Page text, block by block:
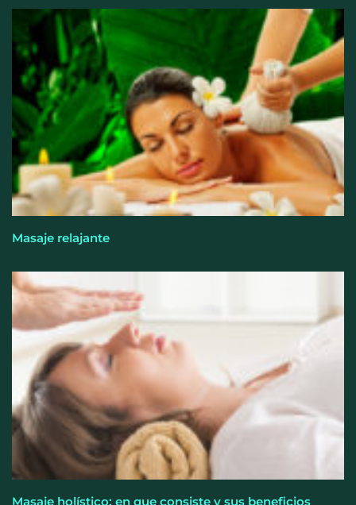
humedad prolongada, claves para prevenir una de
las infecciones más frecuentes
El entrenamiento femenino cambia de objetivo: la
fuerza y la salud ganan terreno a la clásica
‘pérdida de peso’, según Distrito Estudio
Masaje relajante
Masaje holístico: en que consiste y sus beneficios